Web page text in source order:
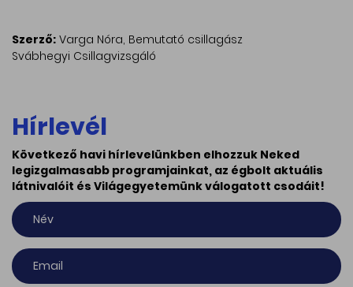
Szerző: Varga Nóra, Bemutató csillagász
Svábhegyi Csillagvizsgáló
Hírlevél
Következő havi hírlevelünkben elhozzuk Neked
legizgalmasabb programjainkat, az égbolt aktuális
látnivalóit és Világegyetemünk válogatott csodáit!